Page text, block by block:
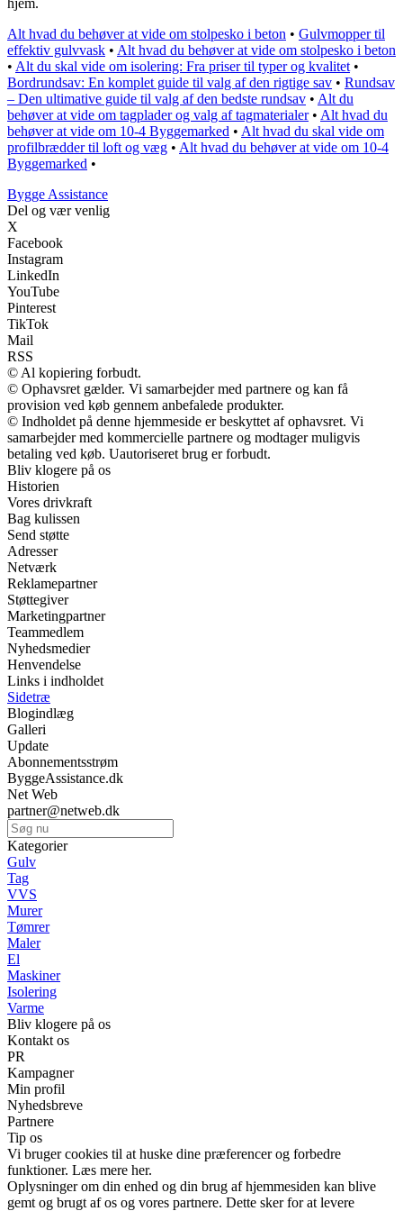
Alt hvad du behøver at vide om stolpesko i beton • Gulvmopper til
effektiv gulvvask • Alt hvad du behøver at vide om stolpesko i beton
• Alt du skal vide om isolering: Fra priser til typer og kvalitet •
Bordrundsav: En komplet guide til valg af den rigtige sav • Rundsav
– Den ultimative guide til valg af den bedste rundsav • Alt du
behøver at vide om tagplader og valg af tagmaterialer• Alt hvad du
behøver at vide om 10-4 Byggemarked • Alt hvad du skal vide om
profilbrædder til loft og væg • Alt hvad du behøver at vide om 10-4
Byggemarked •
Bygge Assistance
Del og vær venlig
X
Facebook
Instagram
LinkedIn
YouTube
Pinterest
TikTok
Mail
RSS
© Al kopiering forbudt.
© Ophavsret gælder. Vi samarbejder med partnere og kan få
provision ved køb gennem anbefalede produkter.
© Indholdet på denne hjemmeside er beskyttet af ophavsret. Vi
samarbejder med kommercielle partnere og modtager muligvis
betaling ved køb. Uautoriseret brug er forbudt.
Bliv klogere på os
Historien
Vores drivkraft
Bag kulissen
Send støtte
Adresser
Netværk
Reklamepartner
Støttegiver
Marketingpartner
Teammedlem
Nyhedsmedier
Henvendelse
Links i indholdet
Sidetræ
Blogindlæg
Galleri
Update
Abonnementsstrøm
ByggeAssistance.dk
Net Web
partner@netweb.dk
Kategorier
Gulv
Tag
VVS
Murer
Tømrer
Maler
El
Maskiner
Isolering
Varme
Bliv klogere på os
Kontakt os
PR
Kampagner
Min profil
Nyhedsbreve
Partnere
Tip os
Vi bruger cookies til at huske dine præferencer og forbedre
funktioner. Læs mere her.
Oplysninger om din enhed og din brug af hjemmesiden kan blive
gemt og brugt af os og vores partnere. Dette sker for at levere